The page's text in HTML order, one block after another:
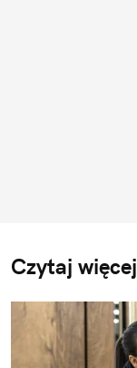
Czytaj więcej